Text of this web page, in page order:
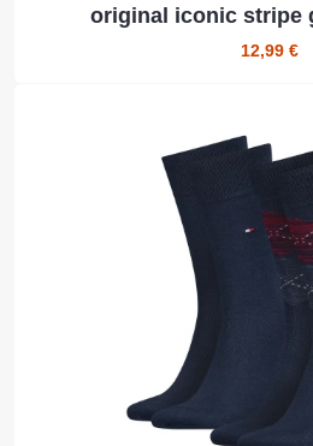
original iconic stripe
12,99 €